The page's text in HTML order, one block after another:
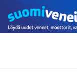
suoraan
sisältöön